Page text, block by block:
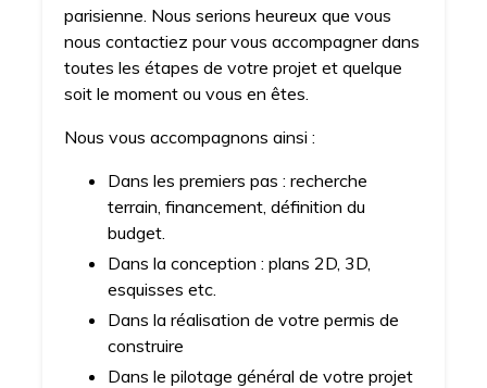
parisienne. Nous serions heureux que vous
nous contactiez pour vous accompagner dans
toutes les étapes de votre projet et quelque
soit le moment ou vous en êtes.
Nous vous accompagnons ainsi :
Dans les premiers pas : recherche
terrain, financement, définition du
budget.
Dans la conception : plans 2D, 3D,
esquisses etc.
Dans la réalisation de votre permis de
construire
Dans le pilotage général de votre projet